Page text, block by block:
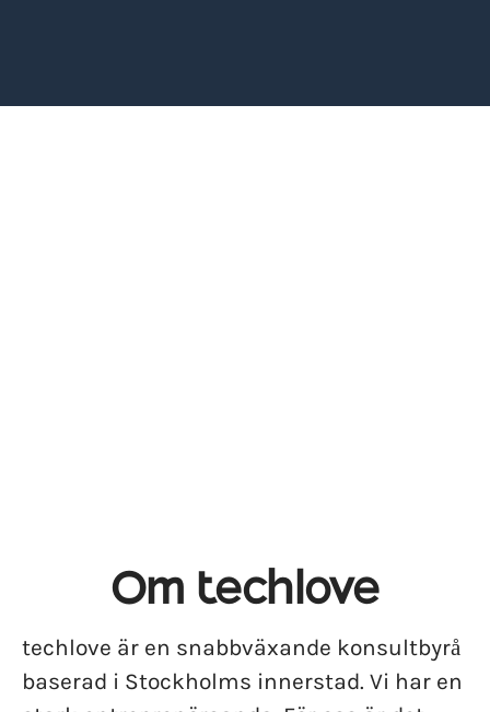
Om techlove
techlove är en snabbväxande konsultbyrå
baserad i Stockholms innerstad. Vi har en